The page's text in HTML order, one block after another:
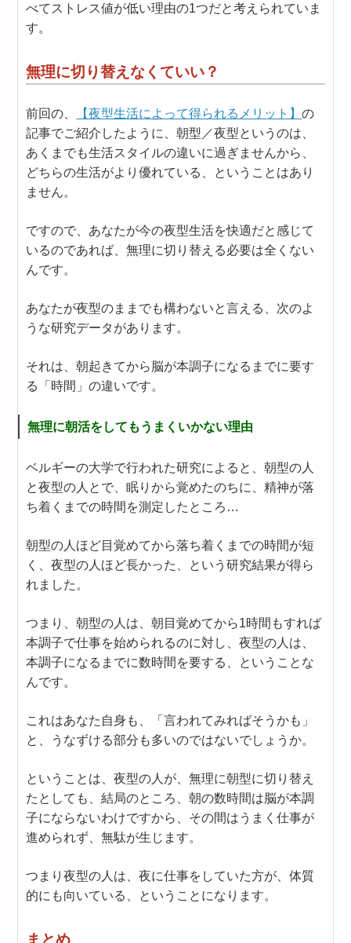
べてストレス値が低い理由の1つだと考えられていま
す。
無理に切り替えなくていい？
前回の、 【夜型生活によって得られるメリット】の
記事でご紹介したように、朝型／夜型というのは、
あくまでも生活スタイルの違いに過ぎませんから、
どちらの生活がより優れている、ということはあり
ません。
ですので、あなたが今の夜型生活を快適だと感じて
いるのであれば、無理に切り替える必要は全くない
んです。
あなたが夜型のままでも構わないと言える、次のよ
うな研究データがあります。
それは、朝起きてから脳が本調子になるまでに要す
る「時間」の違いです。
無理に朝活をしてもうまくいかない理由
ベルギーの大学で行われた研究によると、朝型の人
と夜型の人とで、眠りから覚めたのちに、精神が落
ち着くまでの時間を測定したところ…
朝型の人ほど目覚めてから落ち着くまでの時間が短
く、夜型の人ほど長かった、という研究結果が得ら
れました。
つまり、朝型の人は、朝目覚めてから1時間もすれば
本調子で仕事を始められるのに対し、夜型の人は、
本調子になるまでに数時間を要する、ということな
んです。
これはあなた自身も、「言われてみればそうかも」
と、うなずける部分も多いのではないでしょうか。
ということは、夜型の人が、無理に朝型に切り替え
たとしても、結局のところ、朝の数時間は脳が本調
子にならないわけですから、その間はうまく仕事が
進められず、無駄が生じます。
つまり夜型の人は、夜に仕事をしていた方が、体質
的にも向いている、ということになります。
まとめ